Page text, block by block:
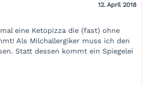
12. April 2018
eine Ketopizza die (fast) ohne
Als Milchallergiker muss ich den
Statt dessen kommt ein Spiegelei